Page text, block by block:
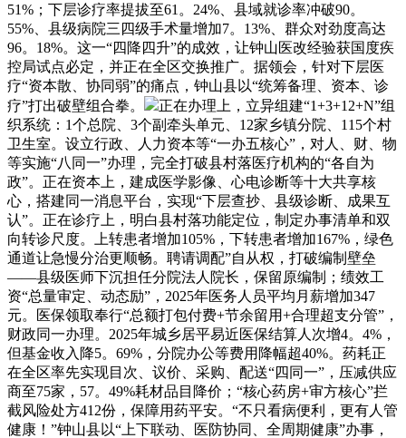
51%；下层诊疗率提拔至61。24%、县域就诊率冲破90。
55%、县级病院三四级手术量增加7。13%、群众对劲度高达
96。18%。这一“四降四升”的成效，让钟山医改经验获国度疾
控局试点必定，并正在全区交换推广。据领会，针对下层医
疗“资本散、协同弱”的痛点，钟山县以“统筹备理、资本、诊
疗”打出破壁组合拳。
正在办理上，立异组建“1+3+12+N”组
织系统：1个总院、3个副牵头单元、12家乡镇分院、115个村
卫生室。设立行政、人力资本等“一办五核心”，对人、财、物
等实施“八同一”办理，完全打破县村落医疗机构的“各自为
政”。正在资本上，建成医学影像、心电诊断等十大共享核
心，搭建同一消息平台，实现“下层查抄、县级诊断、成果互
认”。正在诊疗上，明白县村落功能定位，制定办事清单和双
向转诊尺度。上转患者增加105%，下转患者增加167%，绿色
通道让急慢分治更顺畅。聘请调配”自从权，打破编制壁垒
——县级医师下沉担任分院法人院长，保留原编制；绩效工
资“总量审定、动态励”，2025年医务人员平均月薪增加347
元。医保领取奉行“总额打包付费+节余留用+合理超支分管”，
财政同一办理。2025年城乡居平易近医保结算人次增4。4%，
但基金收入降5。69%，分院办公等费用降幅超40%。药耗正
在全区率先实现目次、议价、采购、配送“四同一”，压减供应
商至75家，57。49%耗材品目降价；“核心药房+审方核心”拦
截风险处方412份，保障用药平安。“不只看病便利，更有人管
健康！”钟山县以“上下联动、医防协同、全周期健康”办事，